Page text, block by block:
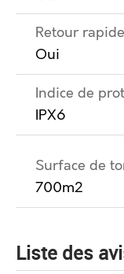
Retour rapide
Oui
Indice de
IPX6
Surface de
700m2
Liste des